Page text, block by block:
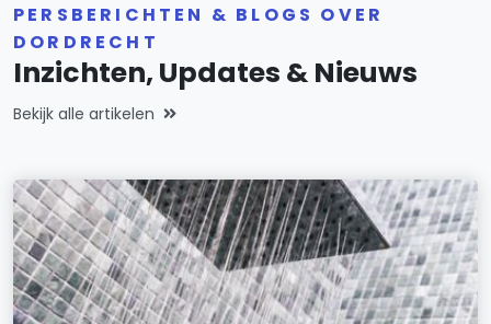
PERSBERICHTEN & BLOGS OVER
DORDRECHT
Inzichten, Updates & Nieuws
Bekijk alle artikelen